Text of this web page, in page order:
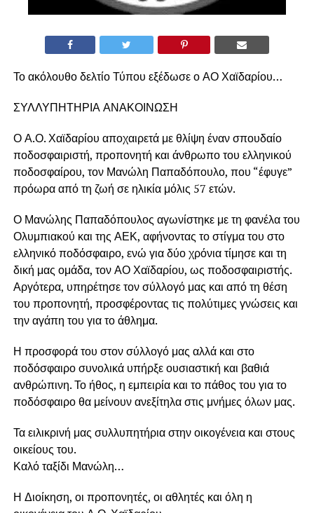
Το ακόλουθο δελτίο Τύπου εξέδωσε ο ΑΟ Χαϊδαρίου…
ΣΥΛΛΥΠΗΤΗΡΙΑ ΑΝΑΚΟΙΝΩΣΗ
Ο Α.Ο. Χαϊδαρίου αποχαιρετά με θλίψη έναν σπουδαίο
ποδοσφαιριστή, προπονητή και άνθρωπο του ελληνικού
ποδοσφαίρου, τον Μανώλη Παπαδόπουλο, που “έφυγε”
πρόωρα από τη ζωή σε ηλικία μόλις 57 ετών.
Ο Μανώλης Παπαδόπουλος αγωνίστηκε με τη φανέλα του
Ολυμπιακού και της ΑΕΚ, αφήνοντας το στίγμα του στο
ελληνικό ποδόσφαιρο, ενώ για δύο χρόνια τίμησε και τη
δική μας ομάδα, τον ΑΟ Χαϊδαρίου, ως ποδοσφαιριστής.
Αργότερα, υπηρέτησε τον σύλλογό μας και από τη θέση
του προπονητή, προσφέροντας τις πολύτιμες γνώσεις και
την αγάπη του για το άθλημα.
Η προσφορά του στον σύλλογό μας αλλά και στο
ποδόσφαιρο συνολικά υπήρξε ουσιαστική και βαθιά
ανθρώπινη. Το ήθος, η εμπειρία και το πάθος του για το
ποδόσφαιρο θα μείνουν ανεξίτηλα στις μνήμες όλων μας.
Τα ειλικρινή μας συλλυπητήρια στην οικογένεια και στους
οικείους του.
Καλό ταξίδι Μανώλη…
Η Διοίκηση, οι προπονητές, οι αθλητές και όλη η